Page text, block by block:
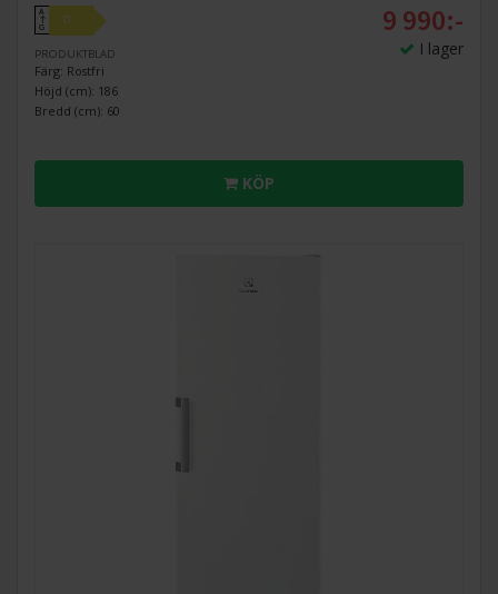
A
↑
G
D
PRODUKTBLAD
Färg: Rostfri
Höjd (cm): 186
Bredd (cm): 60
9 990:-
I lager
KÖP